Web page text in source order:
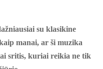
su klasikine
manai, ar ši muzika
sritis, kuriai reikia ne tik